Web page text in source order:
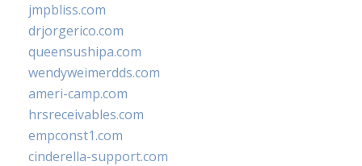
jmpbliss.com
drjorgerico.com
queensushipa.com
wendyweimerdds.com
ameri-camp.com
hrsreceivables.com
empconst1.com
cinderella-support.com